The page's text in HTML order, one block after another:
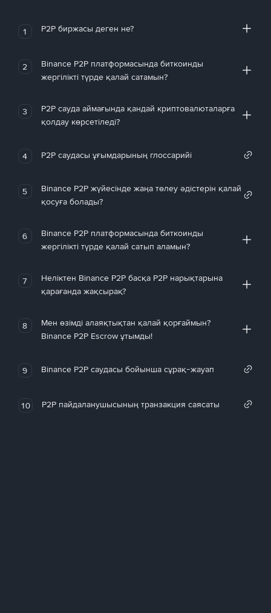
1 P2P биржасы деген не?
2
Binance P2P платформасында биткоинды
жергілікті түрде қалай сатамын?
3
P2P сауда аймағында қандай криптовалюталарға
қолдау көрсетіледі?
4 P2P саудасы ұғымдарының глоссарийі
5
Binance P2P жүйесінде жаңа төлеу әдістерін қалай
қосуға болады?
6
Binance P2P платформасында биткоинды
жергілікті түрде қалай сатып аламын?
7
Неліктен Binance P2P басқа P2P нарықтарына
қарағанда жақсырақ?
8
Мен өзімді алаяқтықтан қалай қорғаймын?
Binance P2P Escrow ұтымды!
9 Binance P2P саудасы бойынша сұрақ-жауап
10 P2P пайдаланушысының транзакция саясаты